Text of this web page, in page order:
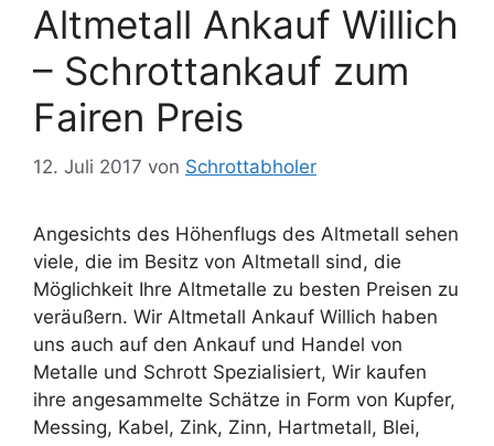
Altmetall Ankauf Willich
– Schrottankauf zum
Fairen Preis
12. Juli 2017 von Schrottabholer
Angesichts des Höhenflugs des Altmetall sehen
viele, die im Besitz von Altmetall sind, die
Möglichkeit Ihre Altmetalle zu besten Preisen zu
veräußern. Wir Altmetall Ankauf Willich haben
uns auch auf den Ankauf und Handel von
Metalle und Schrott Spezialisiert, Wir kaufen
ihre angesammelte Schätze in Form von Kupfer,
Messing, Kabel, Zink, Zinn, Hartmetall, Blei,